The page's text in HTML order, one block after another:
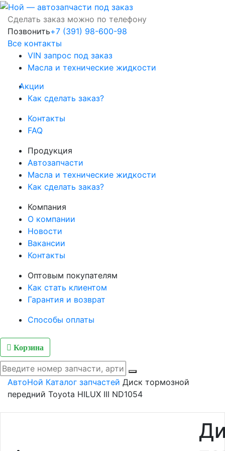
Сделать заказ можно по телефону
Позвонить+7 (391) 98-600-98
Все контакты
VIN запрос под заказ
Масла и технические жидкости
Акции
Как сделать заказ?
Контакты
FAQ
Продукция
Автозапчасти
Масла и технические жидкости
Как сделать заказ?
Компания
О компании
Новости
Вакансии
Контакты
Оптовым покупателям
Как стать клиентом
Гарантия и возврат
Способы оплаты
Корзина
АвтоНой Каталог запчастей Диск тормозной
передний Toyota HILUX III ND1054